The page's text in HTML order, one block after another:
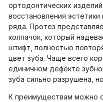
ортодонтических
восстановления
ряда. Протез
колпачок, который
штифт, полностью
цвет зуба. Чаще всего
единичном дефекте
зуба сильно разрушена,
К преимуществам можно